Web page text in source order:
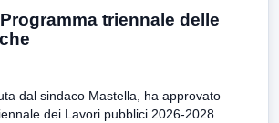
triennale delle
dal sindaco Mastella, ha approvato
dei Lavori pubblici 2026-2028.